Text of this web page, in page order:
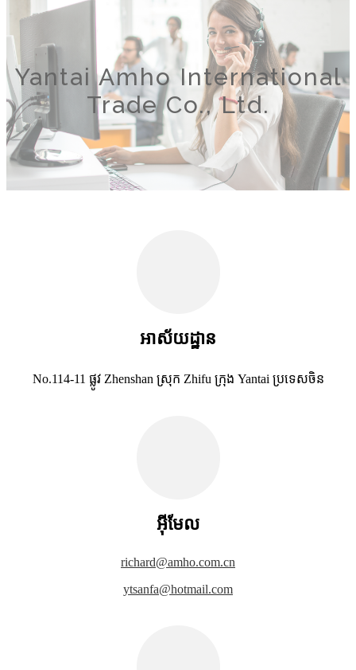
Yantai Amho International
Trade Co., Ltd.
អាស័យដ្ឋាន
No.114-11 ផ្លូវ Zhenshan ស្រុក Zhifu ក្រុង Yantai ប្រទេសចិន
អ៊ីមែល
richard@amho.com.cn
ytsanfa@hotmail.com